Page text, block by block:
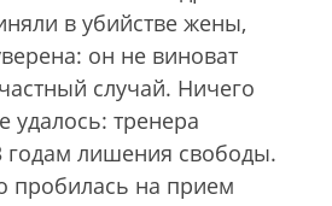
в убийстве жены,
он не виноват
случай. Ничего
удалось: тренера
годам лишения свободы.
пробилась на прием